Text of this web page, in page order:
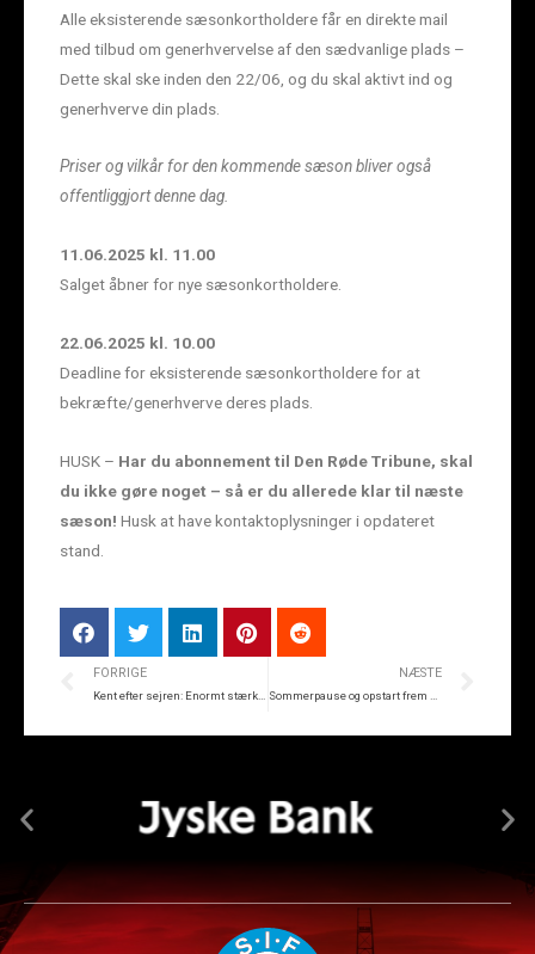
Alle eksisterende sæsonkortholdere får en direkte mail
med tilbud om generhvervelse af den sædvanlige plads –
Dette skal ske inden den 22/06, og du skal aktivt ind og
generhverve din plads.
Priser og vilkår for den kommende sæson bliver også
offentliggjort denne dag.
11.06.2025 kl. 11.00
Salget åbner for nye sæsonkortholdere.
22.06.2025 kl. 10.00
Deadline for eksisterende sæsonkortholdere for at
bekræfte/generhverve deres plads.
HUSK – Har du abonnement til Den Røde Tribune, skal
du ikke gøre noget – så er du allerede klar til næste
sæson! Husk at have kontaktoplysninger i opdateret
stand.
FORRIGE
Kent efter sejren: Enormt stærkt af spillerne
NÆSTE
Sommerpause og opstart frem mod den nye sæson